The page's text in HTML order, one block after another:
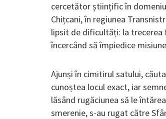
cercetător științific în
Chițcani, în regiunea
lipsit de dificultăți: la
încercând să împiedice
Ajunși în cimitirul satului,
cunoștea locul exact, iar
lăsând rugăciunea să le
smerenie, s-au rugat către